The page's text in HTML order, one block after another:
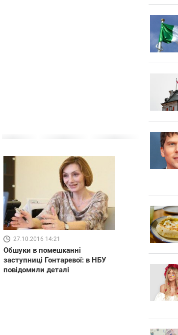
27.10.2016 14:21
Обшуки в помешканні
заступниці Гонтаревої: в НБУ
повідомили деталі